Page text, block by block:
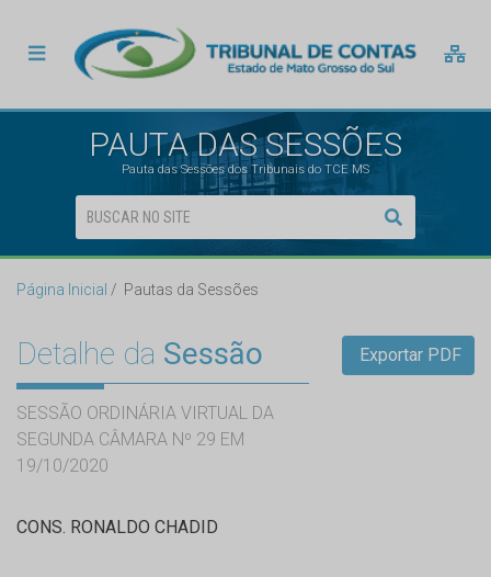
PAUTA DAS SESSÕES
Pauta das Sessões dos Tribunais do TCE MS
Página Inicial Pautas da Sessões
Detalhe da Sessão
SESSÃO ORDINÁRIA VIRTUAL DA
SEGUNDA CÂMARA Nº 29 EM
19/10/2020
Exportar PDF
CONS. RONALDO CHADID